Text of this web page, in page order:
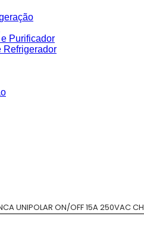
Purificador
Refrigerador
UNIPOLAR ON/OFF 15A 250VAC